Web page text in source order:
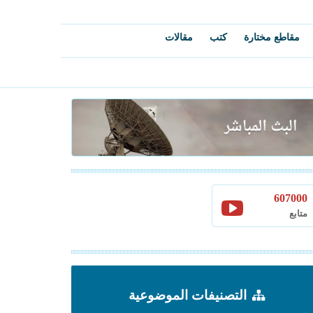
مقاطع مختارة كتب مقالات
607000
متابع
التصنيفات الموضوعية